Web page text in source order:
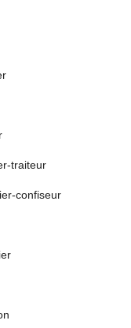
traiteur
confiseur